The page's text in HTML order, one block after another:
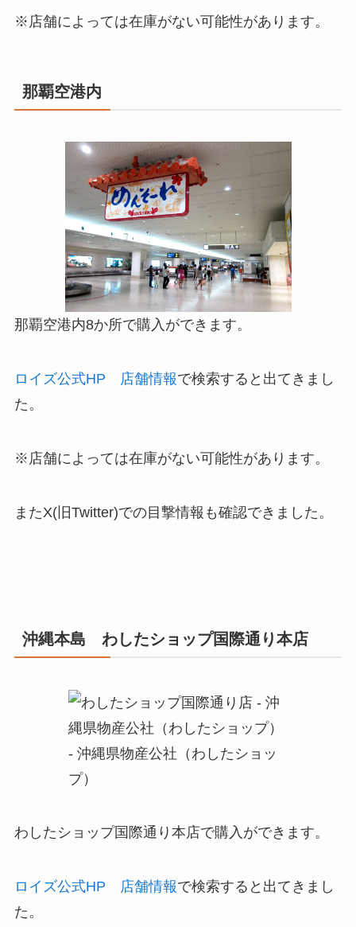
※店舗によっては在庫がない可能性があります。
那覇空港内
那覇空港内8か所で購入ができます。
ロイズ公式HP 店舗情報で検索すると出てきまし
た。
※店舗によっては在庫がない可能性があります。
またX(旧Twitter)での目撃情報も確認できました。
沖縄本島 わしたショップ国際通り本店
わしたショップ国際通り本店で購入ができます。
ロイズ公式HP 店舗情報で検索すると出てきまし
た。